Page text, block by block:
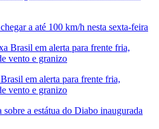
a até 100 km/h nesta sexta-feira
em alerta para frente fria,
vento e granizo